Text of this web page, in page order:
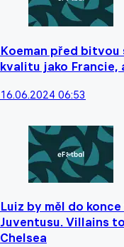
Koeman před bitvou
kvalitu jako Francie,
16.06.2024 06:53
Luiz by měl do
Juventusu. Villains
Chelsea